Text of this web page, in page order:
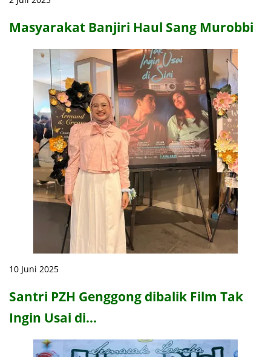
Masyarakat Banjiri Haul Sang Murobbi
10 Juni 2025
Santri PZH Genggong dibalik Film Tak
Ingin Usai di…